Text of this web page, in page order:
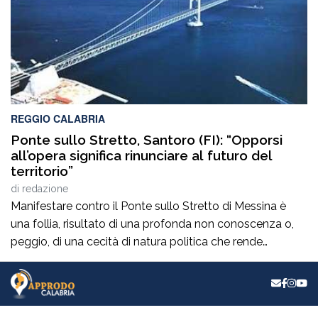
REGGIO CALABRIA
Ponte sullo Stretto, Santoro (FI): “Opporsi
all’opera significa rinunciare al futuro del
territorio”
di redazione
Manifestare contro il Ponte sullo Stretto di Messina è
una follia, risultato di una profonda non conoscenza o,
peggio, di una cecità di natura politica che rende
incapaci di comprendere il valore dell’Opera per il nostro
territorio e per la nostra Città in termini di crescita
occupazionale e rilancio dell’economia. Non è vuota